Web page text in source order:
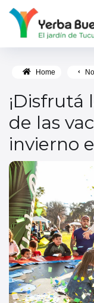
Home
de las
invierno